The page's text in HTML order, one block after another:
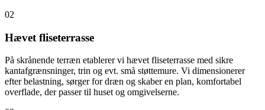
02
Hævet fliseterrasse
På skrånende terræn etablerer vi hævet fliseterrasse med sikre
kantafgrænsninger, trin og evt. små støttemure. Vi dimensionerer
efter belastning, sørger for dræn og skaber en plan, komfortabel
overflade, der passer til huset og omgivelserne.